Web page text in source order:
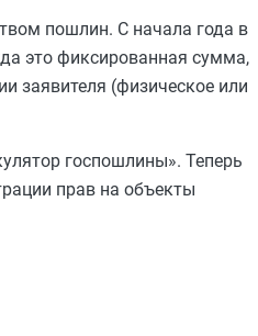
пошлин. С начала года в
это фиксированная сумма,
заявителя (физическое или
госпошлины». Теперь
прав на объекты